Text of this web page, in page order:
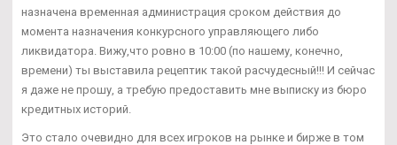
назначена временная администрация сроком действия до
момента назначения конкурсного управляющего либо
ликвидатора. Вижу,что ровно в 10:00 (по нашему, конечно,
времени) ты выставила рецептик такой расчудесный!!! И сейчас
я даже не прошу, а требую предоставить мне выписку из бюро
кредитных историй.
Это стало очевидно для всех игроков на рынке и бирже в том